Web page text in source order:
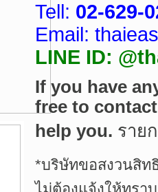
Tell: 02-629-
Email:
LINE ID:
If you have
free to
help you. ราย
*บริษัทขอสงวนสิท